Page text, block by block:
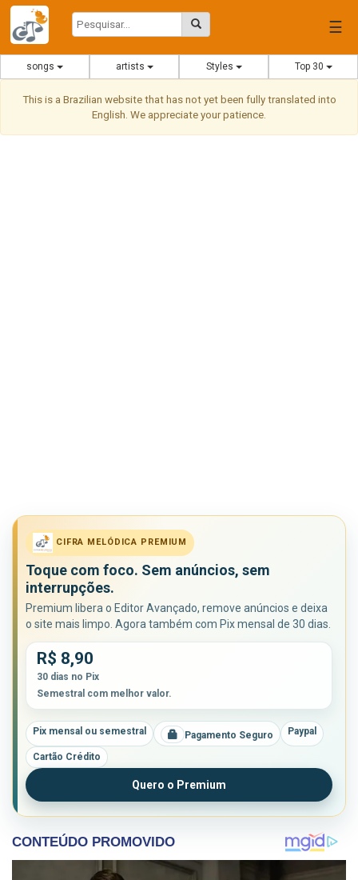
☰
songs artists Styles Top 30
This is a Brazilian website that has not yet been fully translated into
English. We appreciate your patience.
CIFRA MELÓDICA PREMIUM
Toque com foco. Sem anúncios, sem
interrupções.
Premium libera o Editor Avançado, remove anúncios e deixa
o site mais limpo. Agora também com Pix mensal de 30 dias.
R$ 8,90
30 dias no Pix
Semestral com melhor valor.
Pix mensal ou semestral Pagamento Seguro Paypal
Cartão Crédito
Quero o Premium